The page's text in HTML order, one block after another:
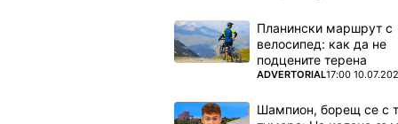
Планински маршрут с
велосипед: как да не
подцените терена
ПОВЕЧЕ ОТ
ADVERTORIAL17:00
Шампион, борещ се с